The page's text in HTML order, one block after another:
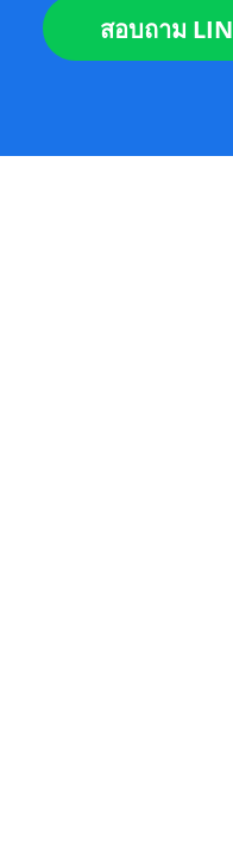
สอบถาม